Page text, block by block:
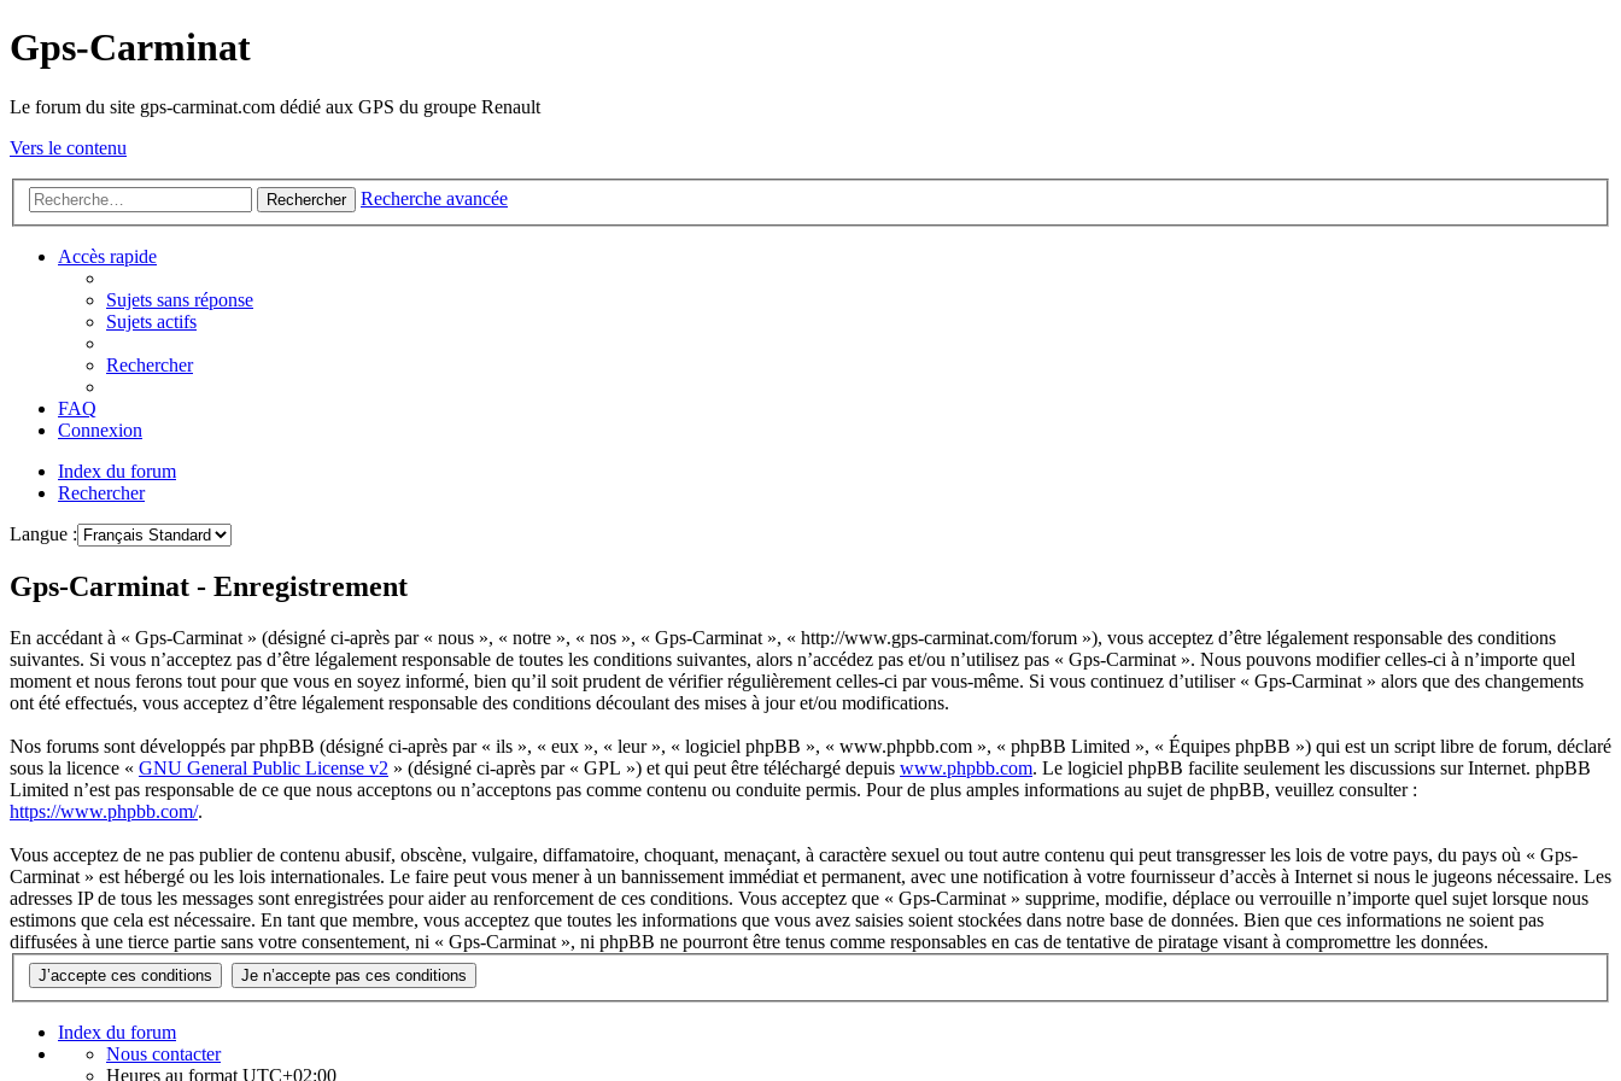
Gps-Carminat
Le forum du site gps-carminat.com dédié aux GPS du groupe Renault
Vers le contenu
Rechercher Recherche avancée
Accès rapide
Sujets sans réponse
Sujets actifs
Rechercher
FAQ
Connexion
Index du forum
Rechercher
Langue :
Gps-Carminat - Enregistrement
En accédant à « Gps-Carminat » (désigné ci-après par « nous », « notre », « nos », « Gps-Carminat », « http://www.gps-carminat.com/forum »), vous acceptez d’être légalement responsable des conditions
suivantes. Si vous n’acceptez pas d’être légalement responsable de toutes les conditions suivantes, alors n’accédez pas et/ou n’utilisez pas « Gps-Carminat ». Nous pouvons modifier celles-ci à n’importe quel
moment et nous ferons tout pour que vous en soyez informé, bien qu’il soit prudent de vérifier régulièrement celles-ci par vous-même. Si vous continuez d’utiliser « Gps-Carminat » alors que des changements
ont été effectués, vous acceptez d’être légalement responsable des conditions découlant des mises à jour et/ou modifications.
Nos forums sont développés par phpBB (désigné ci-après par « ils », « eux », « leur », « logiciel phpBB », « www.phpbb.com », « phpBB Limited », « Équipes phpBB ») qui est un script libre de forum, déclaré
sous la licence « GNU General Public License v2 » (désigné ci-après par « GPL ») et qui peut être téléchargé depuis www.phpbb.com. Le logiciel phpBB facilite seulement les discussions sur Internet. phpBB
Limited n’est pas responsable de ce que nous acceptons ou n’acceptons pas comme contenu ou conduite permis. Pour de plus amples informations au sujet de phpBB, veuillez consulter :
https://www.phpbb.com/.
Vous acceptez de ne pas publier de contenu abusif, obscène, vulgaire, diffamatoire, choquant, menaçant, à caractère sexuel ou tout autre contenu qui peut transgresser les lois de votre pays, du pays où « Gps-
Carminat » est hébergé ou les lois internationales. Le faire peut vous mener à un bannissement immédiat et permanent, avec une notification à votre fournisseur d’accès à Internet si nous le jugeons nécessaire. Les
adresses IP de tous les messages sont enregistrées pour aider au renforcement de ces conditions. Vous acceptez que « Gps-Carminat » supprime, modifie, déplace ou verrouille n’importe quel sujet lorsque nous
estimons que cela est nécessaire. En tant que membre, vous acceptez que toutes les informations que vous avez saisies soient stockées dans notre base de données. Bien que ces informations ne soient pas
diffusées à une tierce partie sans votre consentement, ni « Gps-Carminat », ni phpBB ne pourront être tenus comme responsables en cas de tentative de piratage visant à compromettre les données.
Index du forum
Nous contacter
Heures au format UTC+02:00